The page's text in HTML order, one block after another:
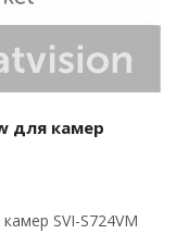
для камер
SVI-S724VM